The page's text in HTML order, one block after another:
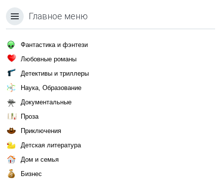
Главное меню
Фантастика и фэнтези
Любовные романы
Детективы и триллеры
Наука, Образование
Документальные
Проза
Приключения
Детская литература
Дом и семья
Бизнес